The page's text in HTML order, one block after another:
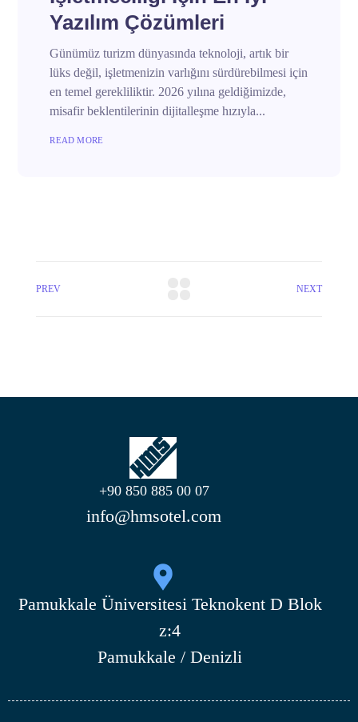
Yazılım Çözümleri
Günümüz turizm dünyasında teknoloji, artık bir
lüks değil, işletmenizin varlığını sürdürebilmesi için
en temel gerekliliktir. 2026 yılına geldiğimizde,
misafir beklentilerinin dijitalleşme hızıyla...
READ MORE
PREV NEXT
+90 850 885 00 07
info@hmsotel.com
Pamukkale Üniversitesi Teknokent D Blok
z:4
Pamukkale / Denizli